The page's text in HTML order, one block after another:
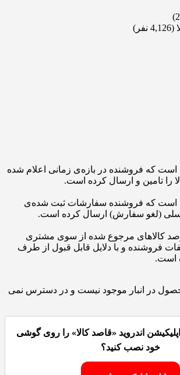
(4,126 نفر)
آن است که فروشنده در بازه‌ی زمانی اعلام شده
را تامین و ارسال کرده است.
آن است که فروشنده سفارشات ثبت شده‌ی
(لغو سفارش) ارسال کرده است.
درصد کالاهای مرجوع شده از سوی مشتری
فروشنده و با دلایل قابل قبول از طرف
است.
در انبار موجود نیست و در دسترس نمی
اندروید «قاصد کالا» را روی گوشی
خود نصب کنید؟